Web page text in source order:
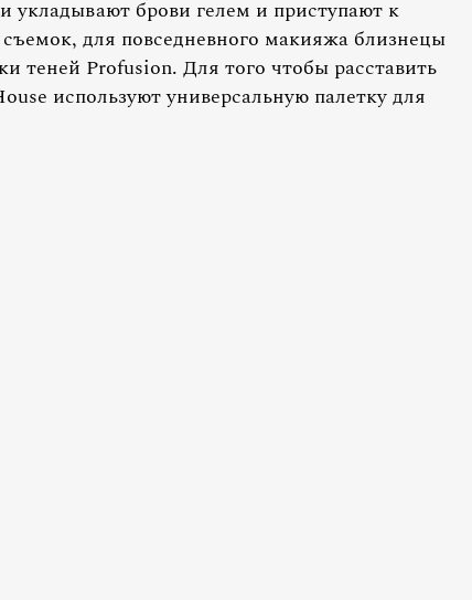
укладывают брови гелем и приступают к
для повседневного макияжа близнецы
теней Profusion. Для того чтобы расставить
используют универсальную палетку для